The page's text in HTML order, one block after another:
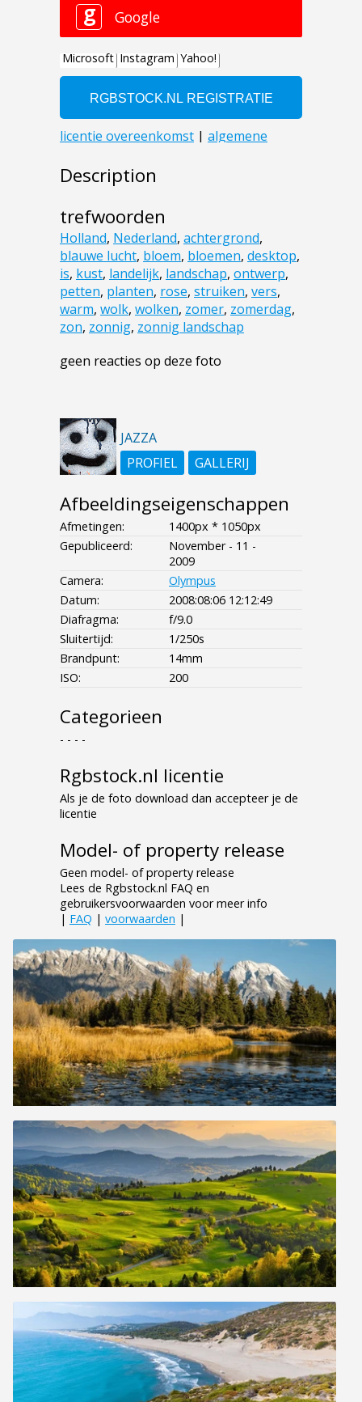
Description
trefwoorden
Holland, Nederland, achtergrond,
blauwe lucht, bloem, bloemen, desktop,
is, kust, landelijk, landschap, ontwerp,
petten, planten, rose, struiken, vers,
warm, wolk, wolken, zomer, zomerdag,
zon, zonnig, zonnig landschap
geen reacties op deze foto
JAZZA
PROFIEL
GALLERIJ
Afbeeldingseigenschappen
Afmetingen:
1400px * 1050px
Gepubliceerd:
November - 11 -
2009
Camera:
Olympus
Datum:
2008:08:06 12:12:49
Diafragma:
f/9.0
Sluitertijd:
1/250s
Brandpunt:
14mm
ISO:
200
Categorieen
- - - -
Rgbstock.nl licentie
Als je de foto download dan accepteer je de
licentie
Model- of property release
Geen model- of property release
Lees de Rgbstock.nl FAQ en
gebruikersvoorwaarden voor meer info
| FAQ | voorwaarden |